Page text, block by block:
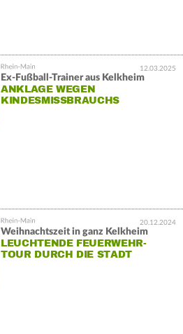
12.03.2025
Ex-Fußball-Trainer aus Kelkheim
ANKLAGE WEGEN
KINDESMISSBRAUCHS
20.12.2024
Weihnachtszeit in ganz Kelkheim
LEUCHTENDE FEUERWEHR-
TOUR DURCH DIE STADT